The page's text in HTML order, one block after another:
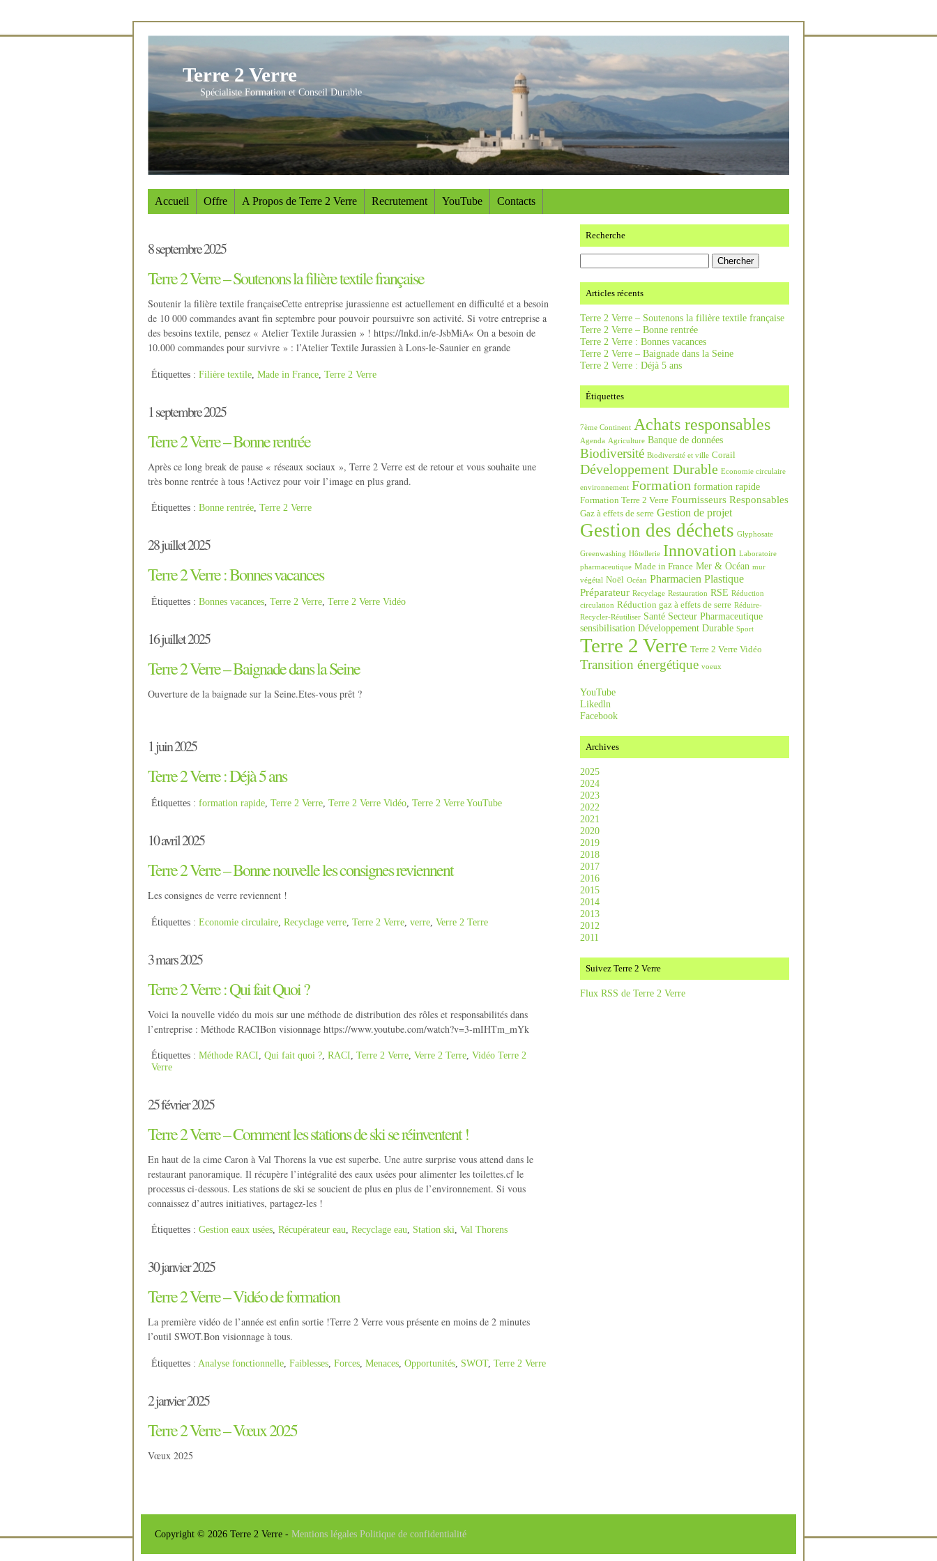
Terre 2 Verre
Spécialiste Formation et Conseil Durable
Accueil Offre A Propos de Terre 2 Verre Recrutement YouTube Contacts
8 septembre 2025
Terre 2 Verre – Soutenons la filière textile française
Soutenir la filière textile françaiseCette entreprise jurassienne est actuellement en difficulté et a besoin
de 10 000 commandes avant fin septembre pour pouvoir poursuivre son activité. Si votre entreprise a
des besoins textile, pensez « Atelier Textile Jurassien » ! https://lnkd.in/e-JsbMiA« On a besoin de
10.000 commandes pour survivre » : l’Atelier Textile Jurassien à Lons-le-Saunier en grande
Étiquettes : Filière textile Made in France Terre 2 Verre
1 septembre 2025
Terre 2 Verre – Bonne rentrée
Après ce long break de pause « réseaux sociaux », Terre 2 Verre est de retour et vous souhaite une
très bonne rentrée à tous !Activez pour voir l’image en plus grand.
Étiquettes : Bonne rentrée Terre 2 Verre
28 juillet 2025
Terre 2 Verre : Bonnes vacances
Étiquettes : Bonnes vacances, Terre 2 Verre, Terre 2 Verre Vidéo
16 juillet 2025
Terre 2 Verre – Baignade dans la Seine
Ouverture de la baignade sur la Seine.Etes-vous prêt ?
1 juin 2025
Terre 2 Verre : Déjà 5 ans
Étiquettes : formation rapide, Terre 2 Verre, Terre 2 Verre Vidéo, Terre 2 Verre YouTube
10 avril 2025
Terre 2 Verre – Bonne nouvelle les consignes reviennent
Les consignes de verre reviennent !
Étiquettes : Economie circulaire Recyclage verre Terre 2 Verre verre Verre 2 Terre
3 mars 2025
Terre 2 Verre : Qui fait Quoi ?
Voici la nouvelle vidéo du mois sur une méthode de distribution des rôles et responsabilités dans
l’entreprise : Méthode RACIBon visionnage https://www.youtube.com/watch?v=3-mIHTm_mYk
Étiquettes : Méthode RACI Qui fait quoi ? RACI Terre 2 Verre Verre 2 Terre Vidéo Terre 2
Verre
25 février 2025
Terre 2 Verre – Comment les stations de ski se réinventent !
En haut de la cime Caron à Val Thorens la vue est superbe. Une autre surprise vous attend dans le
restaurant panoramique. Il récupère l’intégralité des eaux usées pour alimenter les toilettes.cf le
processus ci-dessous. Les stations de ski se soucient de plus en plus de l’environnement. Si vous
connaissez d’autres initiatives, partagez-les !
Étiquettes : Gestion eaux usées, Récupérateur eau, Recyclage eau, Station ski, Val Thorens
30 janvier 2025
Terre 2 Verre – Vidéo de formation
La première vidéo de l’année est enfin sortie !Terre 2 Verre vous présente en moins de 2 minutes
l’outil SWOT.Bon visionnage à tous.
Étiquettes : Analyse fonctionnelle Faiblesses Forces Menaces Opportunités SWOT, Terre 2 Verre
2 janvier 2025
Terre 2 Verre – Vœux 2025
Vœux 2025
Recherche
Articles récents
Terre 2 Verre – Soutenons la filière textile française
Terre 2 Verre – Bonne rentrée
Terre 2 Verre : Bonnes vacances
Terre 2 Verre – Baignade dans la Seine
Terre 2 Verre : Déjà 5 ans
Étiquettes
7ème Continent Achats responsables
Agenda Agriculture Banque de données
Biodiversité Biodiversité et ville Corail
Développement Durable Economie circulaire
environnement Formation formation rapide
Formation Terre 2 Verre Fournisseurs Responsables
Gaz à effets de serre Gestion de projet
Gestion des déchets Glyphosate
Greenwashing Hôtellerie Innovation Laboratoire
pharmaceutique Made in France Mer & Océan mur
végétal Noël Océan Pharmacien Plastique
Préparateur Recyclage Restauration RSE Réduction
circulation Réduction gaz à effets de serre Réduire-
Recycler-Réutiliser Santé Secteur Pharmaceutique
sensibilisation Développement Durable Sport
Terre 2 Verre Terre 2 Verre Vidéo
Transition énergétique voeux
YouTube
Likedln
Facebook
Archives
2025
2024
2023
2022
2021
2020
2019
2018
2017
2016
2015
2014
2013
2012
2011
Suivez Terre 2 Verre
Flux RSS de Terre 2 Verre
Copyright © 2026 Terre 2 Verre - Mentions légales Politique de confidentialité